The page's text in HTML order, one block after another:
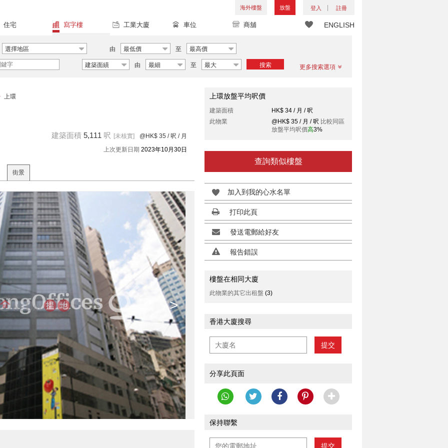
海外樓盤 放盤 登入 註冊
ENGLISH
住宅 寫字樓 工業大廈 車位 商舖
選擇地區 由 最低價 至 最高價
建築面績 由 最細 至 最大 搜索 更多搜索選項
上環
建築面積 5,111 呎 [未核實] @HK$ 35 / 呎 / 月
上次更新日期 2023年10月30日
街景
>
上環放盤平均呎價
建築面積
HK$ 34 / 月 / 呎
此物業
@HK$ 35 / 月 / 呎 比較同區
放盤平均呎價高3%
查詢類似樓盤
加入到我的心水名單
打印此頁
發送電郵給好友
報告錯誤
樓盤在相同大廈
此物業的其它出租盤 (3)
香港大廈搜尋
提交
分享此頁面
保持聯繫
提交